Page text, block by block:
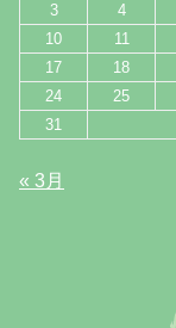
3
4
10
11
17
18
24
25
31
« 3月